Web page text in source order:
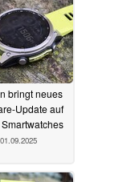
bringt neues
Update auf
01.09.2025